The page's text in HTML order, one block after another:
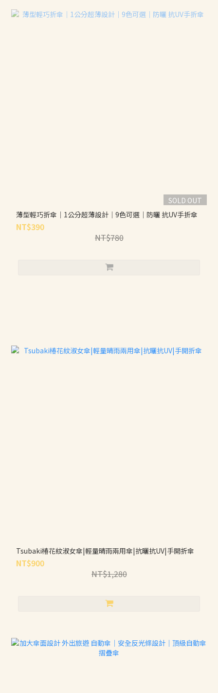
SOLD OUT
薄型輕巧折傘｜1公分超薄設計｜9色可選｜防曬 抗UV手折傘
NT$390
NT$780
Tsubaki椿花紋淑女傘|輕量晴雨兩用傘|抗曬抗UV|手開折傘
NT$900
NT$1,280